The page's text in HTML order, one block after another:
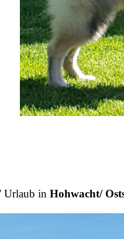
Urlaub in Hohwacht/